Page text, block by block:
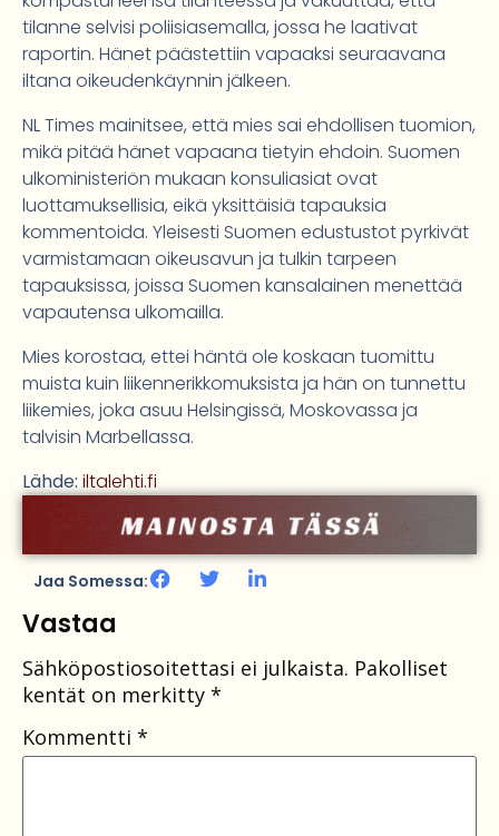
tilanne selvisi poliisiasemalla, jossa he laativat
raportin. Hänet päästettiin vapaaksi seuraavana
iltana oikeudenkäynnin jälkeen.
NL Times mainitsee, että mies sai ehdollisen tuomion,
mikä pitää hänet vapaana tietyin ehdoin. Suomen
ulkoministeriön mukaan konsuliasiat ovat
luottamuksellisia, eikä yksittäisiä tapauksia
kommentoida. Yleisesti Suomen edustustot pyrkivät
varmistamaan oikeusavun ja tulkin tarpeen
tapauksissa, joissa Suomen kansalainen menettää
vapautensa ulkomailla.
Mies korostaa, ettei häntä ole koskaan tuomittu
muista kuin liikennerikkomuksista ja hän on tunnettu
liikemies, joka asuu Helsingissä, Moskovassa ja
talvisin Marbellassa.
Lähde: iltalehti.fi
Jaa Somessa:
Vastaa
Sähköpostiosoitettasi ei julkaista. Pakolliset
kentät on merkitty *
Kommentti *